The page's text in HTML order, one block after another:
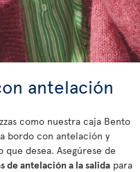
antelación
como nuestra caja Bento
bordo con antelación y
desea. Asegúrese de
de antelación a la salida para